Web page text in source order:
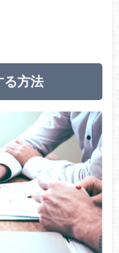
る方法